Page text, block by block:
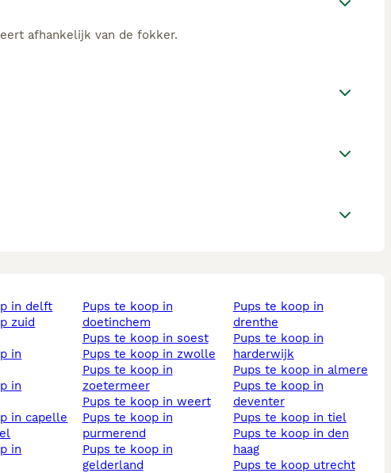
afhankelijk van de fokker.
in delft
pups te koop in
doetinchem
pups te koop in soest
pups te koop in zwolle
pups te koop in
zoetermeer
pups te koop in weert
pups te koop in
purmerend
pups te koop in
gelderland
pups te koop in
drenthe
pups te koop in
harderwijk
pups te koop in almere
pups te koop in
deventer
pups te koop in tiel
pups te koop in den
haag
pups te koop utrecht